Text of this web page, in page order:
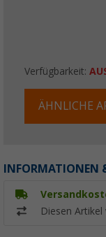
Verfügbarkeit:
ÄHNLICHE
INFORMATIONEN
Diesen Artikel